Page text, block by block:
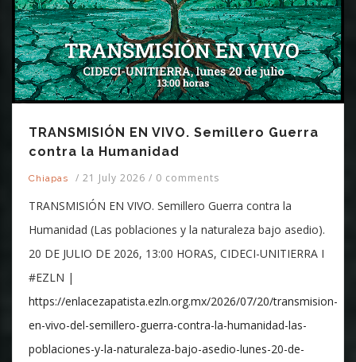
TRANSMISIÓN EN VIVO. Semillero Guerra
contra la Humanidad
Chiapas / 21 July 2026 / 0 comments
TRANSMISIÓN EN VIVO. Semillero Guerra contra la
Humanidad (Las poblaciones y la naturaleza bajo asedio).
20 DE JULIO DE 2026, 13:00 HORAS, CIDECI-UNITIERRA I
#EZLN |
https://enlacezapatista.ezln.org.mx/2026/07/20/transmision-
en-vivo-del-semillero-guerra-contra-la-humanidad-las-
poblaciones-y-la-naturaleza-bajo-asedio-lunes-20-de-